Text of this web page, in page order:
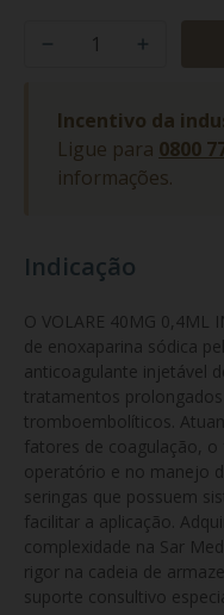
Incentivo da
Ligue para 0800
informações.
Indicação
O VOLARE 40MG 0,4ML
de enoxaparina sódica
anticoagulante injetável
tratamentos
tromboembolíticos.
fatores de coagulação,
operatório e no manejo
seringas que possuem
facilitar a aplicação.
complexidade na Sar
rigor na cadeia de
suporte consultivo